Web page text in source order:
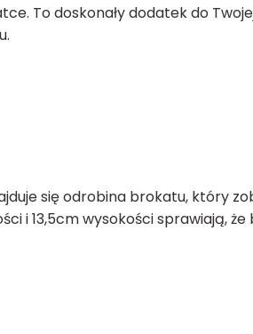
To doskonały dodatek do
się odrobina brokatu, który
i 13,5cm wysokości sprawiają,